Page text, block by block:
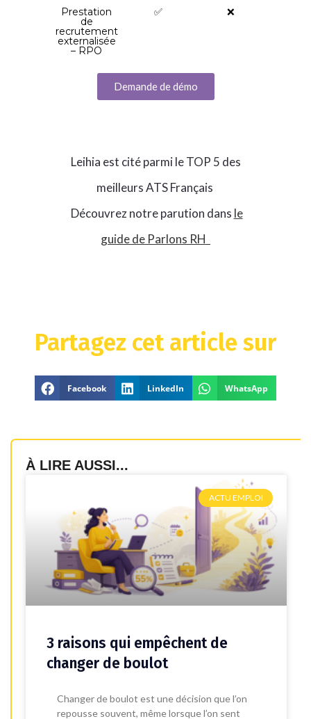
Prestation
de
recrutement
externalisée
– RPO
✅ ❌
Demande de démo
Leihia est cité parmi le TOP 5 des
meilleurs ATS Français
Découvrez notre parution dans le
guide de Parlons RH
Partagez cet article sur
Facebook LinkedIn WhatsApp
À LIRE AUSSI...
ACTU EMPLOI
3 raisons qui empêchent de
changer de boulot
Changer de boulot est une décision que l’on
repousse souvent, même lorsque l’on sent